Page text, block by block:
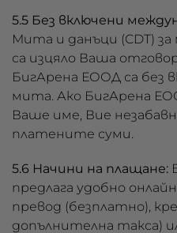
5.5 Без включени
Мита и данъци (CDT)
са изцяло Ваша
БигАрена ЕООД са без
мита. Ако БигАрена
Ваше име, Вие
платените суми.
5.6 Начини на плащане:
предлага удобно
превод (безплатно),
допълнителна такса)